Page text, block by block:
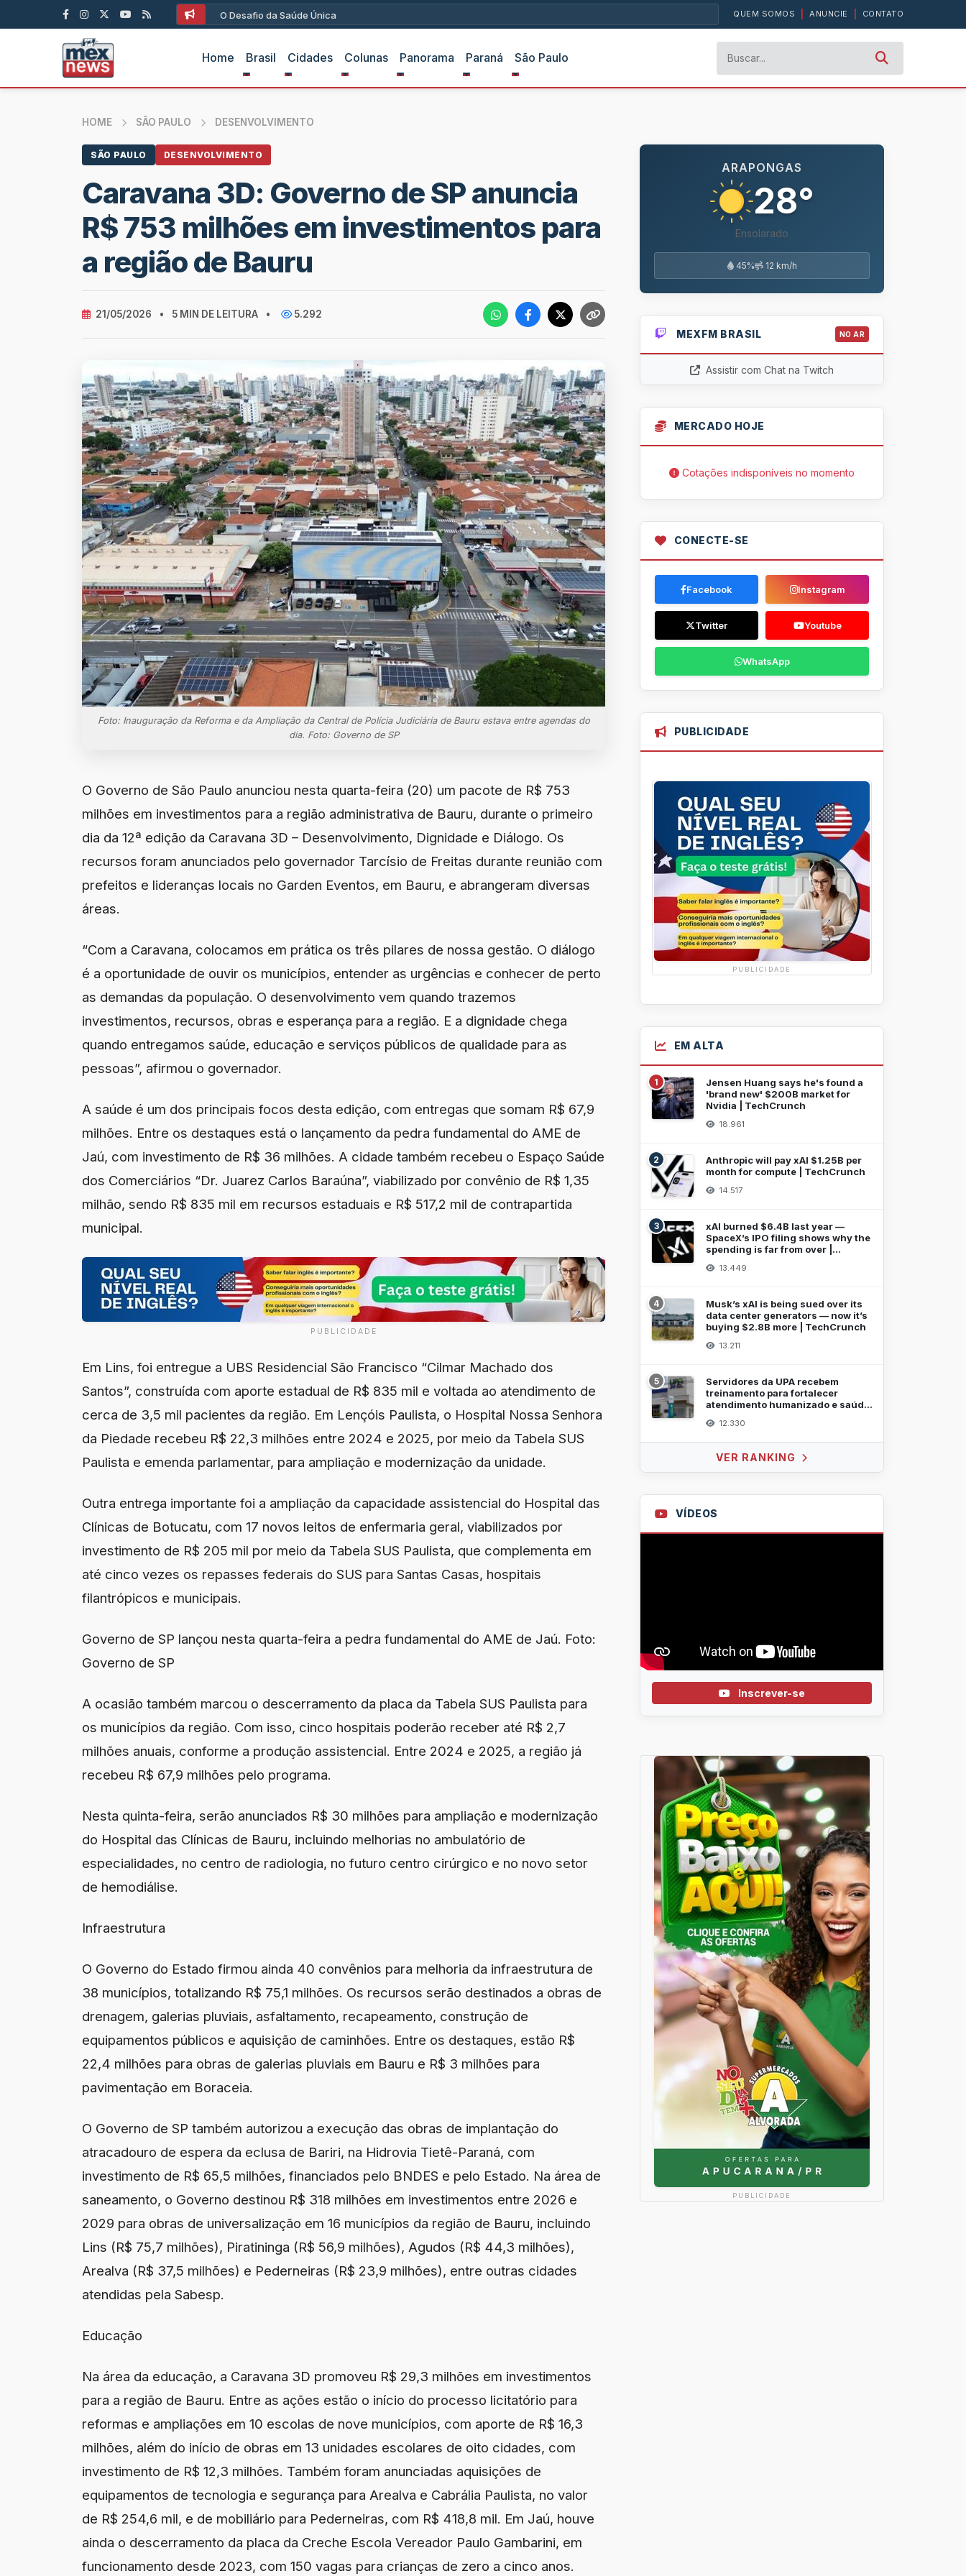
O Desafio da Saúde Única QUEM SOMOS ANUNCIE CONTATO
Home Brasil Cidades Colunas Panorama Paraná São Paulo
HOME SÃO PAULO DESENVOLVIMENTO
SÃO PAULO DESENVOLVIMENTO
Caravana 3D: Governo de SP anuncia
R$ 753 milhões em investimentos para
a região de Bauru
21/05/2026 • 5 MIN DE LEITURA • 5.292
Foto: Inauguração da Reforma e da Ampliação da Central de Polícia Judiciária de Bauru estava entre agendas do
dia. Foto: Governo de SP
O Governo de São Paulo anunciou nesta quarta-feira (20) um pacote de R$ 753
milhões em investimentos para a região administrativa de Bauru, durante o primeiro
dia da 12ª edição da Caravana 3D – Desenvolvimento, Dignidade e Diálogo. Os
recursos foram anunciados pelo governador Tarcísio de Freitas durante reunião com
prefeitos e lideranças locais no Garden Eventos, em Bauru, e abrangeram diversas
áreas.
“Com a Caravana, colocamos em prática os três pilares de nossa gestão. O diálogo
é a oportunidade de ouvir os municípios, entender as urgências e conhecer de perto
as demandas da população. O desenvolvimento vem quando trazemos
investimentos, recursos, obras e esperança para a região. E a dignidade chega
quando entregamos saúde, educação e serviços públicos de qualidade para as
pessoas”, afirmou o governador.
A saúde é um dos principais focos desta edição, com entregas que somam R$ 67,9
milhões. Entre os destaques está o lançamento da pedra fundamental do AME de
Jaú, com investimento de R$ 36 milhões. A cidade também recebeu o Espaço Saúde
dos Comerciários “Dr. Juarez Carlos Baraúna”, viabilizado por convênio de R$ 1,35
milhão, sendo R$ 835 mil em recursos estaduais e R$ 517,2 mil de contrapartida
municipal.
PUBLICIDADE
Em Lins, foi entregue a UBS Residencial São Francisco “Cilmar Machado dos
Santos”, construída com aporte estadual de R$ 835 mil e voltada ao atendimento de
cerca de 3,5 mil pacientes da região. Em Lençóis Paulista, o Hospital Nossa Senhora
da Piedade recebeu R$ 22,3 milhões entre 2024 e 2025, por meio da Tabela SUS
Paulista e emenda parlamentar, para ampliação e modernização da unidade.
Outra entrega importante foi a ampliação da capacidade assistencial do Hospital das
Clínicas de Botucatu, com 17 novos leitos de enfermaria geral, viabilizados por
investimento de R$ 205 mil por meio da Tabela SUS Paulista, que complementa em
até cinco vezes os repasses federais do SUS para Santas Casas, hospitais
filantrópicos e municipais.
Governo de SP lançou nesta quarta-feira a pedra fundamental do AME de Jaú. Foto:
Governo de SP
A ocasião também marcou o descerramento da placa da Tabela SUS Paulista para
os municípios da região. Com isso, cinco hospitais poderão receber até R$ 2,7
milhões anuais, conforme a produção assistencial. Entre 2024 e 2025, a região já
recebeu R$ 67,9 milhões pelo programa.
Nesta quinta-feira, serão anunciados R$ 30 milhões para ampliação e modernização
do Hospital das Clínicas de Bauru, incluindo melhorias no ambulatório de
especialidades, no centro de radiologia, no futuro centro cirúrgico e no novo setor
de hemodiálise.
Infraestrutura
O Governo do Estado firmou ainda 40 convênios para melhoria da infraestrutura de
38 municípios, totalizando R$ 75,1 milhões. Os recursos serão destinados a obras de
drenagem, galerias pluviais, asfaltamento, recapeamento, construção de
equipamentos públicos e aquisição de caminhões. Entre os destaques, estão R$
22,4 milhões para obras de galerias pluviais em Bauru e R$ 3 milhões para
pavimentação em Boraceia.
O Governo de SP também autorizou a execução das obras de implantação do
atracadouro de espera da eclusa de Bariri, na Hidrovia Tietê-Paraná, com
investimento de R$ 65,5 milhões, financiados pelo BNDES e pelo Estado. Na área de
saneamento, o Governo destinou R$ 318 milhões em investimentos entre 2026 e
2029 para obras de universalização em 16 municípios da região de Bauru, incluindo
Lins (R$ 75,7 milhões), Piratininga (R$ 56,9 milhões), Agudos (R$ 44,3 milhões),
Arealva (R$ 37,5 milhões) e Pederneiras (R$ 23,9 milhões), entre outras cidades
atendidas pela Sabesp.
Educação
Na área da educação, a Caravana 3D promoveu R$ 29,3 milhões em investimentos
para a região de Bauru. Entre as ações estão o início do processo licitatório para
reformas e ampliações em 10 escolas de nove municípios, com aporte de R$ 16,3
milhões, além do início de obras em 13 unidades escolares de oito cidades, com
investimento de R$ 12,3 milhões. Também foram anunciadas aquisições de
equipamentos de tecnologia e segurança para Arealva e Cabrália Paulista, no valor
de R$ 254,6 mil, e de mobiliário para Pederneiras, com R$ 418,8 mil. Em Jaú, houve
ainda o descerramento da placa da Creche Escola Vereador Paulo Gambarini, em
funcionamento desde 2023, com 150 vagas para crianças de zero a cinco anos.
ARAPONGAS
28°
Ensolarado
45% 12 km/h
MEXFM BRASIL NO AR
Assistir com Chat na Twitch
MERCADO HOJE
Cotações indisponíveis no momento
CONECTE-SE
Facebook Instagram
Twitter Youtube
WhatsApp
PUBLICIDADE
PUBLICIDADE
EM ALTA
1
Jensen Huang says he's found a
'brand new' $200B market for
Nvidia | TechCrunch
18.961
2
Anthropic will pay xAI $1.25B per
month for compute | TechCrunch
14.517
3
xAI burned $6.4B last year —
SpaceX’s IPO filing shows why the
spending is far from over |
13.449
4
Musk’s xAI is being sued over its
data center generators — now it’s
buying $2.8B more | TechCrunch
13.211
5
Servidores da UPA recebem
treinamento para fortalecer
atendimento humanizado e saúde
12.330
VER RANKING
VÍDEOS
Inscrever-se
PUBLICIDADE